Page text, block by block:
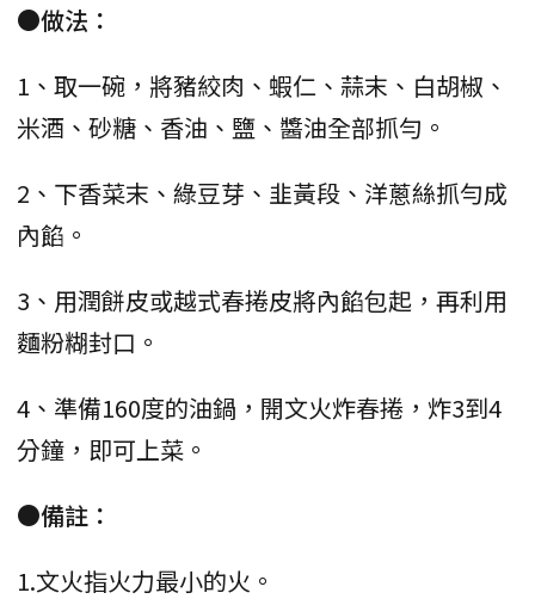
●做法：
1、取一碗，將豬絞肉、蝦仁、蒜末、白胡椒、
米酒、砂糖、香油、鹽、醬油全部抓勻。
2、下香菜末、綠豆芽、韭黃段、洋蔥絲抓勻成
內餡。
3、用潤餅皮或越式春捲皮將內餡包起，再利用
麵粉糊封口。
4、準備160度的油鍋，開文火炸春捲，炸3到4
分鐘，即可上菜。
●備註：
1.文火指火力最小的火。